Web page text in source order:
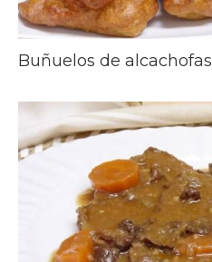
Buñuelos de alcachofas